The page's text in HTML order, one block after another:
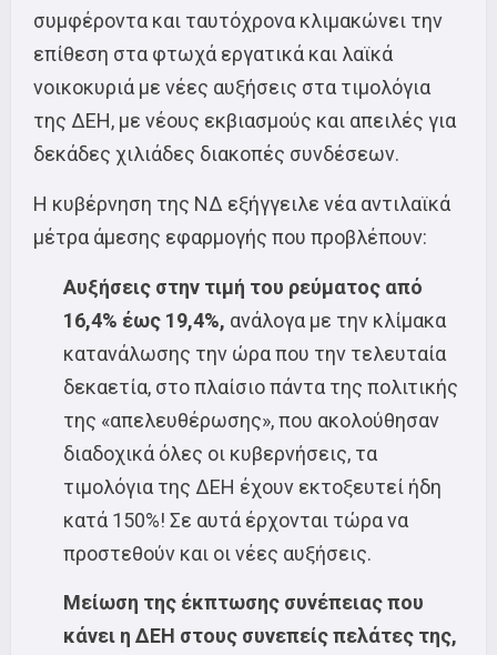
συμφέροντα και ταυτόχρονα κλιμακώνει την
επίθεση στα φτωχά εργατικά και λαϊκά
νοικοκυριά με νέες αυξήσεις στα τιμολόγια
της ΔΕΗ, με νέους εκβιασμούς και απειλές για
δεκάδες χιλιάδες διακοπές συνδέσεων.
Η κυβέρνηση της ΝΔ εξήγγειλε νέα αντιλαϊκά
μέτρα άμεσης εφαρμογής που προβλέπουν:
Αυξήσεις στην τιμή του ρεύματος από
16,4% έως 19,4%, ανάλογα με την κλίμακα
κατανάλωσης την ώρα που την τελευταία
δεκαετία, στο πλαίσιο πάντα της πολιτικής
της «απελευθέρωσης», που ακολούθησαν
διαδοχικά όλες οι κυβερνήσεις, τα
τιμολόγια της ΔΕΗ έχουν εκτοξευτεί ήδη
κατά 150%! Σε αυτά έρχονται τώρα να
προστεθούν και οι νέες αυξήσεις.
Μείωση της έκπτωσης συνέπειας που
κάνει η ΔΕΗ στους συνεπείς πελάτες της,